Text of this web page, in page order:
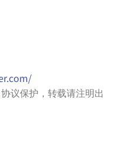
协议保护，转载请注明出